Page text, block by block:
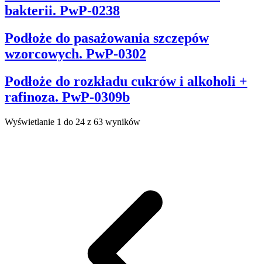
bakterii. PwP-0238
Podłoże do pasażowania szczepów
wzorcowych. PwP-0302
Podłoże do rozkładu cukrów i alkoholi +
rafinoza. PwP-0309b
Wyświetlanie 1 do 24 z 63 wyników